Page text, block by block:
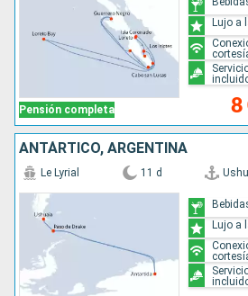
Pensión completa 8
Lujo a
ANTÁRTICO, ARGENTINA
Le Lyrial 11 d
Lujo a